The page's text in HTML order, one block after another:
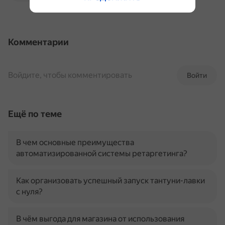
Комментарии
Войти
Войдите, чтобы комментировать
Ещё по теме
В чем основные преимущества
автоматизированной системы ретаргетинга?
Как организовать успешный запуск тантуни-лавки
с нуля?
В чём выгода для магазина от использования